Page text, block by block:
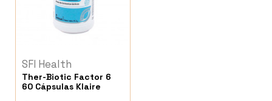
SFI Health
Ther-Biotic Factor 6
60 Cápsulas Klaire